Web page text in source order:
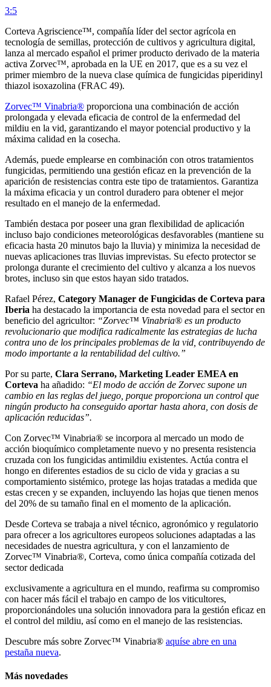
3:5
Corteva Agriscience™, compañía líder del sector agrícola en
tecnología de semillas, protección de cultivos y agricultura digital,
lanza al mercado español el primer producto derivado de la materia
activa Zorvec™, aprobada en la UE en 2017, que es a su vez el
primer miembro de la nueva clase química de fungicidas piperidinyl
thiazol isoxazolina (FRAC 49).
Zorvec™ Vinabria® proporciona una combinación de acción
prolongada y elevada eficacia de control de la enfermedad del
mildiu en la vid, garantizando el mayor potencial productivo y la
máxima calidad en la cosecha.
Además, puede emplearse en combinación con otros tratamientos
fungicidas, permitiendo una gestión eficaz en la prevención de la
aparición de resistencias contra este tipo de tratamientos. Garantiza
la máxima eficacia y un control duradero para obtener el mejor
resultado en el manejo de la enfermedad.
También destaca por poseer una gran flexibilidad de aplicación
incluso bajo condiciones meteorológicas desfavorables (mantiene su
eficacia hasta 20 minutos bajo la lluvia) y minimiza la necesidad de
nuevas aplicaciones tras lluvias imprevistas. Su efecto protector se
prolonga durante el crecimiento del cultivo y alcanza a los nuevos
brotes, incluso sin que estos hayan sido tratados.
Rafael Pérez, Category Manager de Fungicidas de Corteva para
Iberia ha destacado la importancia de esta novedad para el sector en
beneficio del agricultor: “Zorvec™ Vinabria® es un producto
revolucionario que modifica radicalmente las estrategias de lucha
contra uno de los principales problemas de la vid, contribuyendo de
modo importante a la rentabilidad del cultivo.”
Por su parte, Clara Serrano, Marketing Leader EMEA en
Corteva ha añadido: “El modo de acción de Zorvec supone un
cambio en las reglas del juego, porque proporciona un control que
ningún producto ha conseguido aportar hasta ahora, con dosis de
aplicación reducidas”.
Con Zorvec™ Vinabria® se incorpora al mercado un modo de
acción bioquímico completamente nuevo y no presenta resistencia
cruzada con los fungicidas antimildiu existentes. Actúa contra el
hongo en diferentes estadios de su ciclo de vida y gracias a su
comportamiento sistémico, protege las hojas tratadas a medida que
estas crecen y se expanden, incluyendo las hojas que tienen menos
del 20% de su tamaño final en el momento de la aplicación.
Desde Corteva se trabaja a nivel técnico, agronómico y regulatorio
para ofrecer a los agricultores europeos soluciones adaptadas a las
necesidades de nuestra agricultura, y con el lanzamiento de
Zorvec™ Vinabria®, Corteva, como única compañía cotizada del
sector dedicada
exclusivamente a agricultura en el mundo, reafirma su compromiso
con hacer más fácil el trabajo en campo de los viticultores,
proporcionándoles una solución innovadora para la gestión eficaz en
el control del mildiu, así como en el manejo de las resistencias.
Descubre más sobre Zorvec™ Vinabria® aquíse abre en una
pestaña nueva.
Más novedades